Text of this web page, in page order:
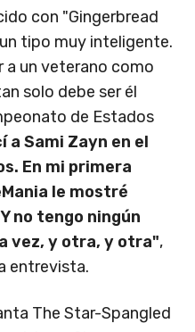
con "Gingerbread
tipo muy inteligente.
un veterano como
solo debe ser él
de Estados
a Sami Zayn en el
En mi primera
le mostré
no tengo ningún
vez, y otra, y otra",
entrevista.
The Star-Spangled